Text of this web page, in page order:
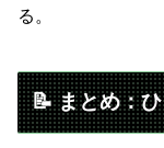
る。
📝 まとめ：